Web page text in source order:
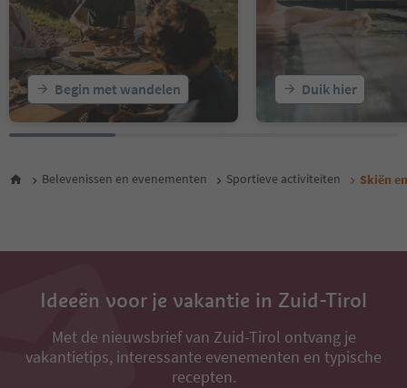
Begin met wandelen Duik hier
Belevenissen en evenementen Sportieve activiteiten Skiën
Ideeën voor je vakantie in Zuid-Tirol
Met de nieuwsbrief van Zuid-Tirol ontvang je
vakantietips, interessante evenementen en typische
recepten.